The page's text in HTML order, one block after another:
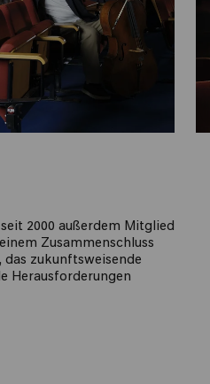
2000 außerdem Mitglied
Zusammenschluss
das zukunftsweisende
Herausforderungen